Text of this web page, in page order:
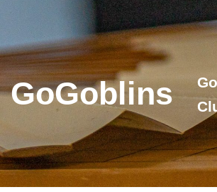
Skip
to
content
GoGoblins